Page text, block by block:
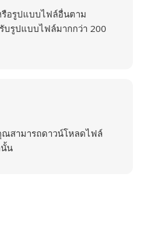
อรูปแบบไฟล์อื่นตาม
บรูปแบบไฟล์มากกว่า 200
สามารถดาวน์โหลดไฟล์
น